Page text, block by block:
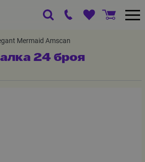
Mermaid Amscan
24 броя